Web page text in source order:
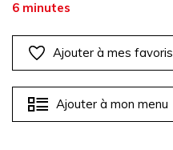
6 minutes
Ajouter à mes favoris
Ajouter à mon menu